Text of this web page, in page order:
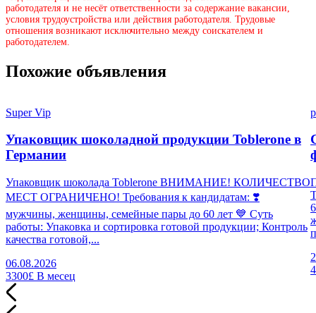
работодателя и не несёт ответственности за содержание вакансии,
условия трудоустройства или действия работодателя. Трудовые
отношения возникают исключительно между соискателем и
работодателем.
Похожие объявления
Super Vip
Упаковщик шоколадной продукции Toblerone в
Германии
Упаковщик шоколада Toblerone ВНИМАНИЕ! КОЛИЧЕСТВО
МЕСТ ОГРАНИЧЕНО! Требования к кандидатам: ❣️
мужчины, женщины, семейные пары до 60 лет 💙 Суть
работы: Упаковка и сортировка готовой продукции; Контроль
качества готовой,...
06.08.2026
3300£ В месец